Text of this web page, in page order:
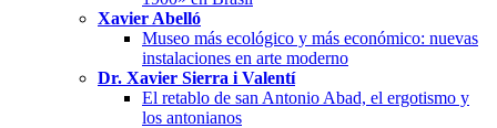
Xavier Abelló
Museo más ecológico y más económico: nuevas
instalaciones en arte moderno
Dr. Xavier Sierra i Valentí
El retablo de san Antonio Abad, el ergotismo y
los antonianos